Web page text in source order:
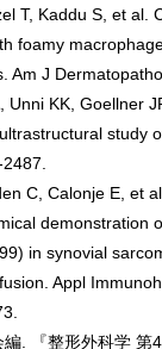
T, Kaddu S, et al.
foamy
Am J
Unni KK, Goellner
study
C, Calonje E, et al.
demonstration
in synovial
Appl
. 『整形外科学 第